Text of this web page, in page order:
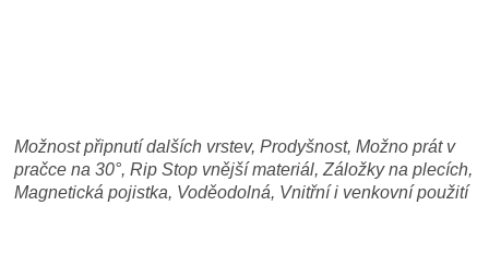
Možnost připnutí dalších vrstev, Prodyšnost, Možno prát v
pračce na 30°, Rip Stop vnější materiál, Záložky na plecích,
Magnetická pojistka, Voděodolná, Vnitřní i venkovní použití